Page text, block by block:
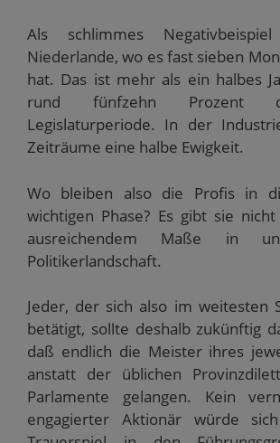
Als schlimmes
Niederlande, wo es fast sieben
hat. Das ist mehr als ein halbes
rund fünfzehn Prozent
Legislaturperiode. In der
Zeiträume eine halbe Ewigkeit.
Wo bleiben also die Profis in
wichtigen Phase? Es gibt sie
ausreichendem Maße in
Politikerlandschaft.
Jeder, der sich also im weitesten
betätigt, sollte deshalb zukünftig
daß endlich die Meister ihres
anstatt der üblichen
Parlamente gelangen. Kein
engagierter Aktionär würde